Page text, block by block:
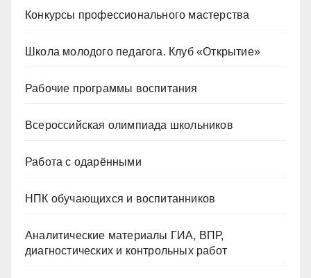
Конкурсы профессионального мастерства
Школа молодого педагога. Клуб «Открытие»
Рабочие программы воспитания
Всероссийская олимпиада школьников
Работа с одарёнными
НПК обучающихся и воспитанников
Аналитические материалы ГИА, ВПР,
диагностических и контрольных работ